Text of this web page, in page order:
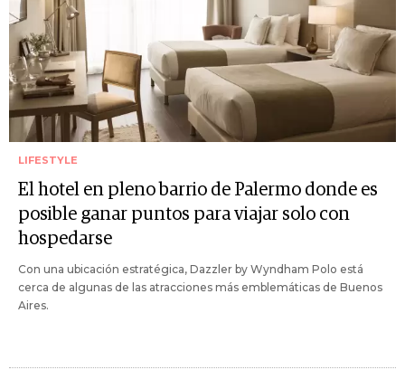
LIFESTYLE
El hotel en pleno barrio de Palermo donde es
posible ganar puntos para viajar solo con
hospedarse
Con una ubicación estratégica, Dazzler by Wyndham Polo está
cerca de algunas de las atracciones más emblemáticas de Buenos
Aires.